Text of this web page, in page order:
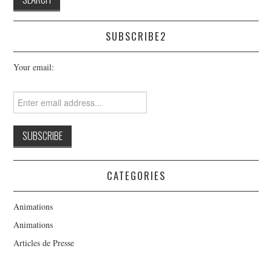
SUBSCRIBE2
Your email:
CATEGORIES
Animations
Animations
Articles de Presse